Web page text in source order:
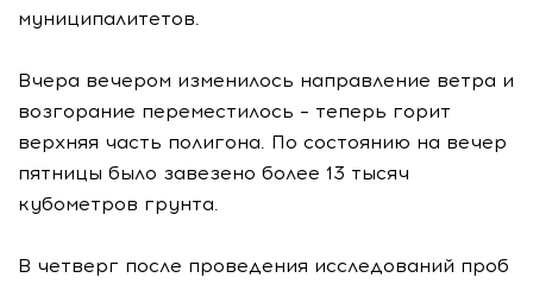
муниципалитетов.
Вчера вечером изменилось направление ветра и
возгорание переместилось – теперь горит
верхняя часть полигона. По состоянию на вечер
пятницы было завезено более 13 тысяч
кубометров грунта.
В четверг после проведения исследований проб